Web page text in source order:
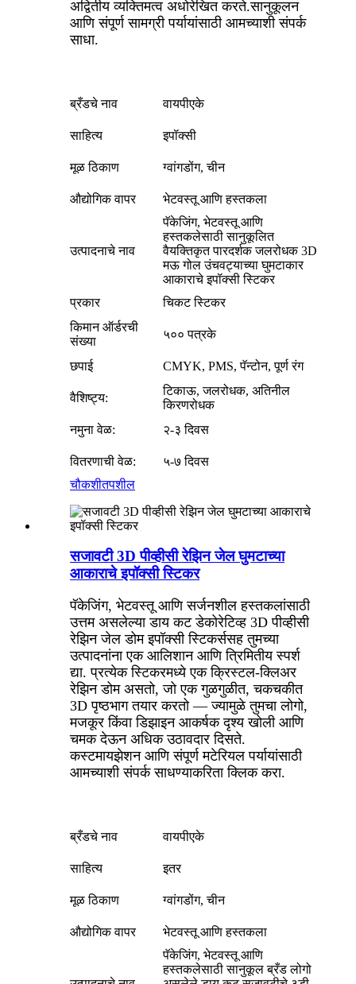
अद्वितीय व्यक्तिमत्व अधोरेखित करते.सानुकूलन
आणि संपूर्ण सामग्री पर्यायांसाठी आमच्याशी संपर्क
साधा.
ब्रँडचे नाव वायपीएके
साहित्य इपॉक्सी
मूळ ठिकाण ग्वांगडोंग, चीन
औद्योगिक वापर भेटवस्तू आणि हस्तकला
उत्पादनाचे नाव
पॅकेजिंग, भेटवस्तू आणि
हस्तकलेसाठी सानुकूलित
वैयक्तिकृत पारदर्शक जलरोधक 3D
मऊ गोल उंचवट्याच्या घुमटाकार
आकाराचे इपॉक्सी स्टिकर
प्रकार
चिकट स्टिकर
किमान ऑर्डरची
संख्या
५०० पत्रके
छपाई CMYK, PMS, पॅन्टोन, पूर्ण रंग
वैशिष्ट्य:
टिकाऊ, जलरोधक, अतिनील
किरणरोधक
नमुना वेळ:
२-३ दिवस
वितरणाची वेळ:
५-७ दिवस
चौकशीतपशील
सजावटी 3D पीव्हीसी रेझिन जेल घुमटाच्या
आकाराचे इपॉक्सी स्टिकर
पॅकेजिंग, भेटवस्तू आणि सर्जनशील हस्तकलांसाठी
उत्तम असलेल्या डाय कट डेकोरेटिव्ह 3D पीव्हीसी
रेझिन जेल डोम इपॉक्सी स्टिकर्ससह तुमच्या
उत्पादनांना एक आलिशान आणि त्रिमितीय स्पर्श
द्या. प्रत्येक स्टिकरमध्ये एक क्रिस्टल-क्लिअर
रेझिन डोम असतो, जो एक गुळगुळीत, चकचकीत
3D पृष्ठभाग तयार करतो — ज्यामुळे तुमचा लोगो,
मजकूर किंवा डिझाइन आकर्षक दृश्य खोली आणि
चमक देऊन अधिक उठावदार दिसते.
कस्टमायझेशन आणि संपूर्ण मटेरियल पर्यायांसाठी
आमच्याशी संपर्क साधण्याकरिता क्लिक करा.
ब्रँडचे नाव वायपीएके
साहित्य इतर
मूळ ठिकाण ग्वांगडोंग, चीन
औद्योगिक वापर भेटवस्तू आणि हस्तकला
पॅकेजिंग, भेटवस्तू आणि
हस्तकलेसाठी सानुकूल ब्रँड लोगो